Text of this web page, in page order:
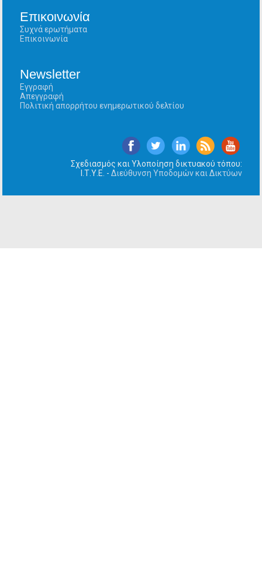
Επικοινωνία
Συχνά ερωτήματα
Επικοινωνία
Newsletter
Εγγραφή
Απεγγραφή
Πολιτική απορρήτου ενημερωτικού δελτίου
Σχεδιασμός και Υλοποίηση δικτυακού τόπου:
Ι.Τ.Υ.Ε. - Διεύθυνση Υποδομών και Δικτύων